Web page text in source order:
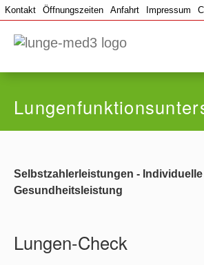
Kontakt Öffnungszeiten Anfahrt Impressum
Selbstzahlerleistungen - Individuelle
Gesundheitsleistung
Lungen-Check